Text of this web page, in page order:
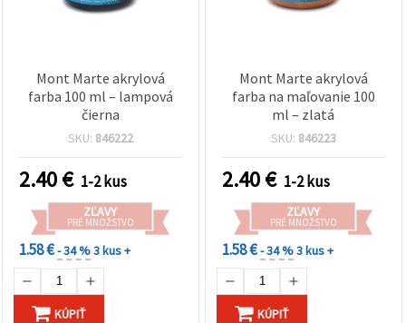
Mont Marte akrylová
farba 100 ml – lampová
čierna
SKU: 846222
2.40€ 1-2 kus
ZĽAVY
PRE MNOŽSTVO
1.58 €- 34 %3 kus +
KÚPIŤ
Mont Marte akrylová
farba na maľovanie 100
ml – zlatá
SKU: 846223
2.40€ 1-2 kus
ZĽAVY
PRE MNOŽSTVO
1.58 €- 34 %3 kus +
KÚPIŤ